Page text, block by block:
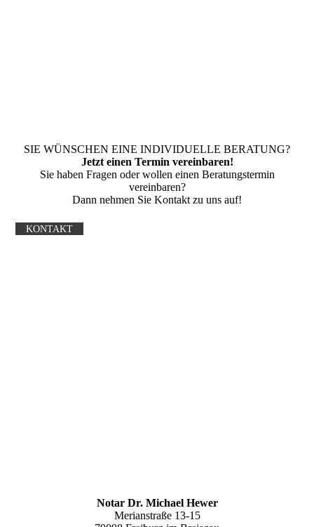
SIE WÜNSCHEN EINE INDIVIDUELLE BERATUNG?
Jetzt einen Termin vereinbaren!
Sie haben Fragen oder wollen einen Beratungstermin
vereinbaren?
Dann nehmen Sie Kontakt zu uns auf!
KONTAKT
Notar Dr. Michael Hewer
Merianstraße 13-15